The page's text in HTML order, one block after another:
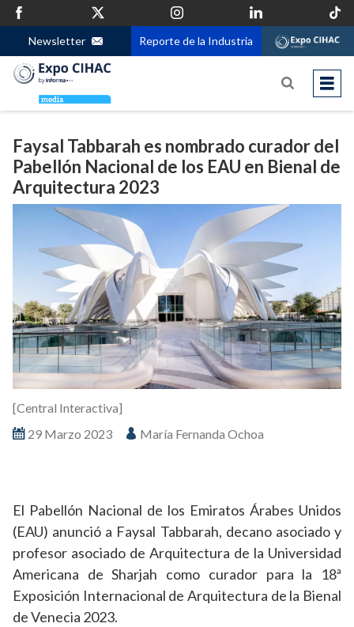
Newsletter Reporte de la Industria
Faysal Tabbarah es nombrado curador del
Pabellón Nacional de los EAU en Bienal de
Arquitectura 2023
29 Marzo 2023 María Fernanda Ochoa
[Central Interactiva]
El Pabellón Nacional de los Emiratos Árabes Unidos
(EAU) anunció a Faysal Tabbarah, decano asociado y
profesor asociado de Arquitectura de la Universidad
Americana de Sharjah como curador para la 18ª
Exposición Internacional de Arquitectura de la Bienal
de Venecia 2023.